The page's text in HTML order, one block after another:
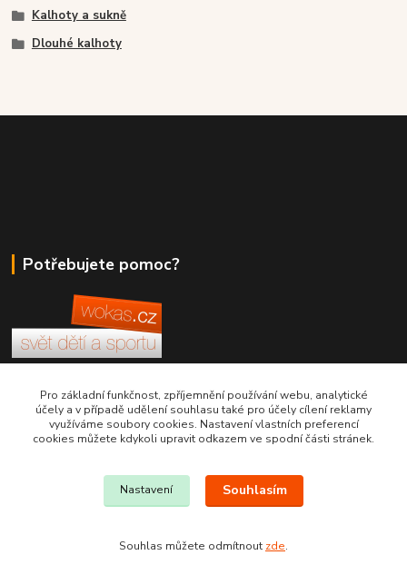
Kalhoty a sukně
Dlouhé kalhoty
Potřebujete pomoc?
+420 380 830 198
wokas.online@yahoo.cz
Pro základní funkčnost, zpříjemnění používání webu, analytické
účely a v případě udělení souhlasu také pro účely cílení reklamy
využíváme soubory cookies. Nastavení vlastních preferencí
cookies můžete kdykoli upravit odkazem ve spodní části stránek.
Nastavení Souhlasím
Souhlas můžete odmítnout zde.